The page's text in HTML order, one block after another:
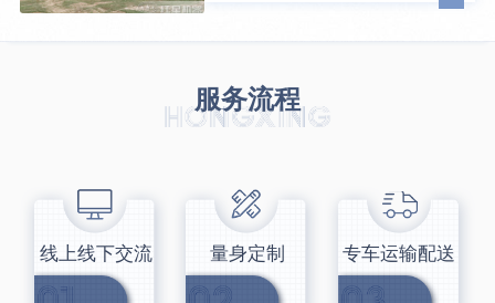
服务流程
线上线下交流 量身定制 专车运输配送